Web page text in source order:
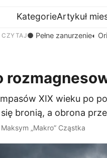
KategorieArtykuł
CZYTAJ● Pełne zanurzenie◐
XIX wieku po
się bronią, a obrona
Maksym „Makro” Cząstka